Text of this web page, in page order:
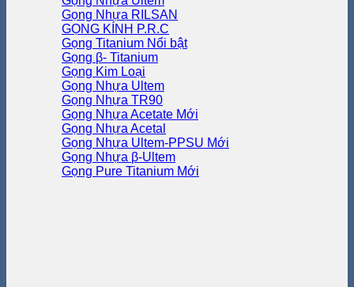
Gọng Nhựa RILSAN
GỌNG KÍNH P.R.C
Gọng Titanium
Gọng β- Titanium
Gọng Kim Loại
Gọng Nhựa Ultem
Gọng Nhựa TR90
Gọng Nhựa Acetate
Gọng Nhựa Acetal
Gọng Nhựa Ultem-PPSU
Gọng Nhựa β-Ultem
Gọng Pure Titanium